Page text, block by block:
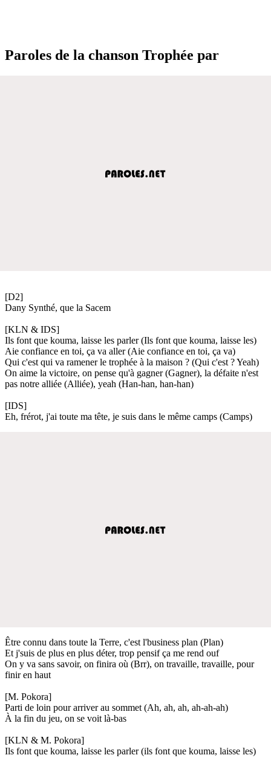
Paroles de la chanson Trophée par
[D2]
Dany Synthé, que la Sacem
[KLN & IDS]
Ils font que kouma, laisse les parler (Ils font que kouma, laisse les)
Aie confiance en toi, ça va aller (Aie confiance en toi, ça va)
Qui c'est qui va ramener le trophée à la maison ? (Qui c'est ? Yeah)
On aime la victoire, on pense qu'à gagner (Gagner), la défaite n'est
pas notre alliée (Alliée), yeah (Han-han, han-han)
[IDS]
Eh, frérot, j'ai toute ma tête, je suis dans le même camps (Camps)
Être connu dans toute la Terre, c'est l'business plan (Plan)
Et j'suis de plus en plus déter, trop pensif ça me rend ouf
On y va sans savoir, on finira où (Brr), on travaille, travaille, pour
finir en haut
[M. Pokora]
Parti de loin pour arriver au sommet (Ah, ah, ah, ah-ah-ah)
À la fin du jeu, on se voit là-bas
[KLN & M. Pokora]
Ils font que kouma, laisse les parler (ils font que kouma, laisse les)